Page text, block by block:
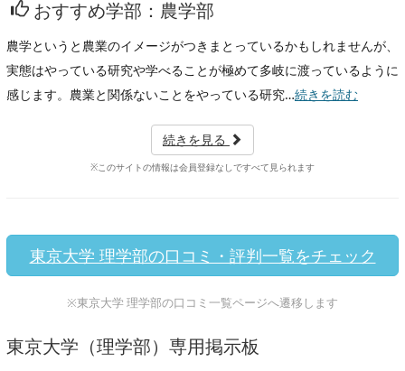
おすすめ学部：農学部
農学というと農業のイメージがつきまとっているかもしれませんが、
実態はやっている研究や学べることが極めて多岐に渡っているように
感じます。農業と関係ないことをやっている研究…続きを読む
続きを見る
※このサイトの情報は会員登録なしですべて見られます
東京大学 理学部の口コミ・評判一覧をチェック
※東京大学 理学部の口コミ一覧ページへ遷移します
東京大学（理学部）専用掲示板